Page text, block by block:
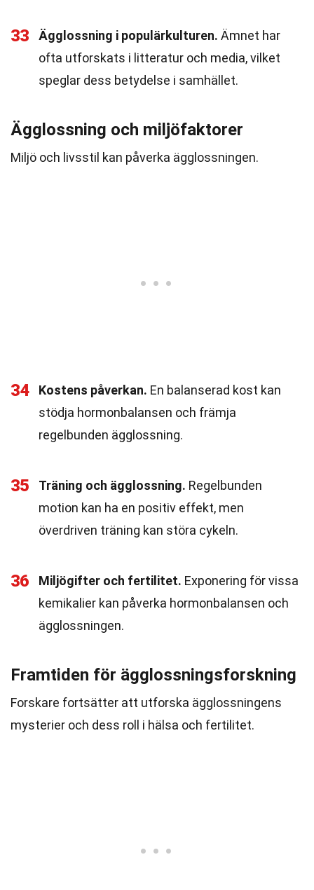
33 Ägglossning i populärkulturen. Ämnet har
ofta utforskats i litteratur och media, vilket
speglar dess betydelse i samhället.
Ägglossning och miljöfaktorer
Miljö och livsstil kan påverka ägglossningen.
34 Kostens påverkan. En balanserad kost kan
stödja hormonbalansen och främja
regelbunden ägglossning.
35 Träning och ägglossning. Regelbunden
motion kan ha en positiv effekt, men
överdriven träning kan störa cykeln.
36 Miljögifter och fertilitet. Exponering för vissa
kemikalier kan påverka hormonbalansen och
ägglossningen.
Framtiden för ägglossningsforskning
Forskare fortsätter att utforska ägglossningens
mysterier och dess roll i hälsa och fertilitet.